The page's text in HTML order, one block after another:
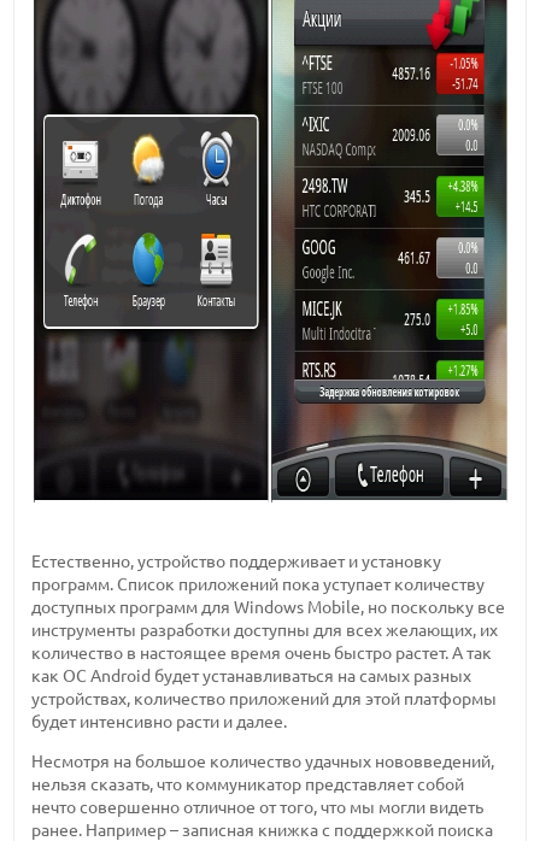
Естественно, устройство поддерживает и установку
программ. Список приложений пока уступает количеству
доступных программ для Windows Mobile, но поскольку все
инструменты разработки доступны для всех желающих, их
количество в настоящее время очень быстро растет. А так
как ОС Android будет устанавливаться на самых разных
устройствах, количество приложений для этой платформы
будет интенсивно расти и далее.
Несмотря на большое количество удачных нововведений,
нельзя сказать, что коммуникатор представляет собой
нечто совершенно отличное от того, что мы могли видеть
ранее. Например – записная книжка с поддержкой поиска